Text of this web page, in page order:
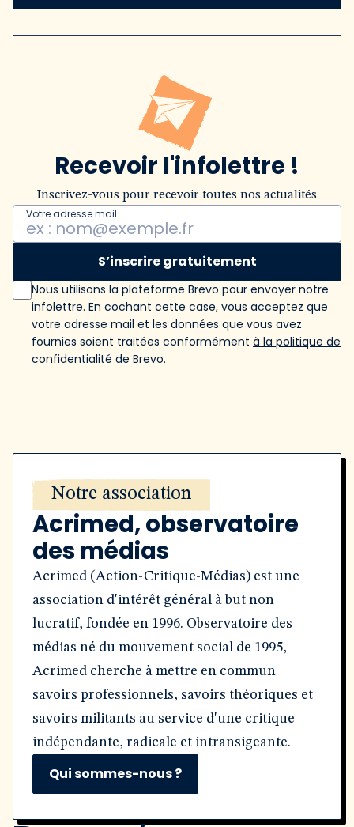
Recevoir l'infolettre !
Inscrivez-vous pour recevoir toutes nos actualités
Votre adresse mail
S’inscrire gratuitement
Nous utilisons la plateforme Brevo pour envoyer notre
infolettre. En cochant cette case, vous acceptez que
votre adresse mail et les données que vous avez
fournies soient traitées conformément à la politique de
confidentialité de Brevo.
Notre association
Acrimed, observatoire
des médias
Acrimed (Action-Critique-Médias) est une
association d'intérêt général à but non
lucratif, fondée en 1996. Observatoire des
médias né du mouvement social de 1995,
Acrimed cherche à mettre en commun
savoirs professionnels, savoirs théoriques et
savoirs militants au service d'une critique
indépendante, radicale et intransigeante.
Qui sommes-nous ?